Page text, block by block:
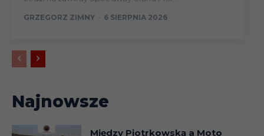
GRZEGORZ ZIMNY - 6 SIERPNIA 2026
Najnowsze
Między Piotrkowską a Moto